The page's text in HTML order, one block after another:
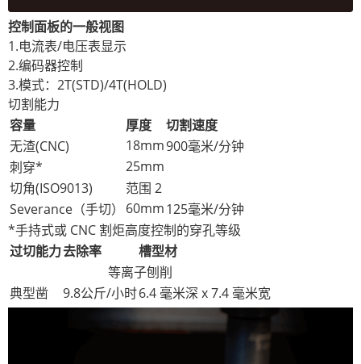
控制面板的一般视图
1.电流表/电压表显示
2.编码器控制
3.模式：2T(STD)/4T(HOLD)
切割能力
容量
厚度
切割速度
无渣(CNC)
18mm900毫米/分钟
刺穿*
25mm
切角(ISO9013)
范围 2
Severance（手切）
60mm125毫米/分钟
*手持式或 CNC 割炬高度控制的穿孔等级
过切能力去除率
槽型材
等离子刨削
典型凿
9.8公斤/小时6.4 毫米深 x 7.4 毫米宽